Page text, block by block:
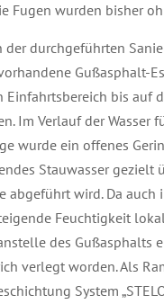
Fugen wurden bisher
der durchgeführten
Gußasphalt-
Einfahrtsbereich bis auf
Im Verlauf der Wasser
wurde ein offenes
Stauwasser gezielt
abgeführt wird. Da auch
Feuchtigkeit
des Gußasphalts
verlegt worden. Als
System